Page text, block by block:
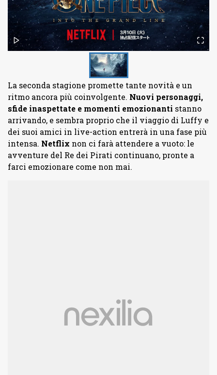
La seconda stagione promette tante novità e un
ritmo ancora più coinvolgente. Nuovi personaggi,
sfide inaspettate e momenti emozionanti stanno
arrivando, e sembra proprio che il viaggio di Luffy e
dei suoi amici in live-action entrerà in una fase più
intensa. Netflix non ci farà attendere a vuoto: le
avventure del Re dei Pirati continuano, pronte a
farci emozionare come non mai.